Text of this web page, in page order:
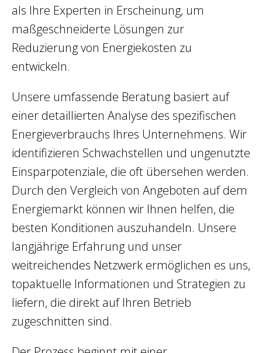
als Ihre Experten in Erscheinung, um
maßgeschneiderte Lösungen zur
Reduzierung von Energiekosten zu
entwickeln.
Unsere umfassende Beratung basiert auf
einer detaillierten Analyse des spezifischen
Energieverbrauchs Ihres Unternehmens. Wir
identifizieren Schwachstellen und ungenutzte
Einsparpotenziale, die oft übersehen werden.
Durch den Vergleich von Angeboten auf dem
Energiemarkt können wir Ihnen helfen, die
besten Konditionen auszuhandeln. Unsere
langjährige Erfahrung und unser
weitreichendes Netzwerk ermöglichen es uns,
topaktuelle Informationen und Strategien zu
liefern, die direkt auf Ihren Betrieb
zugeschnitten sind.